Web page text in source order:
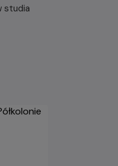
studia